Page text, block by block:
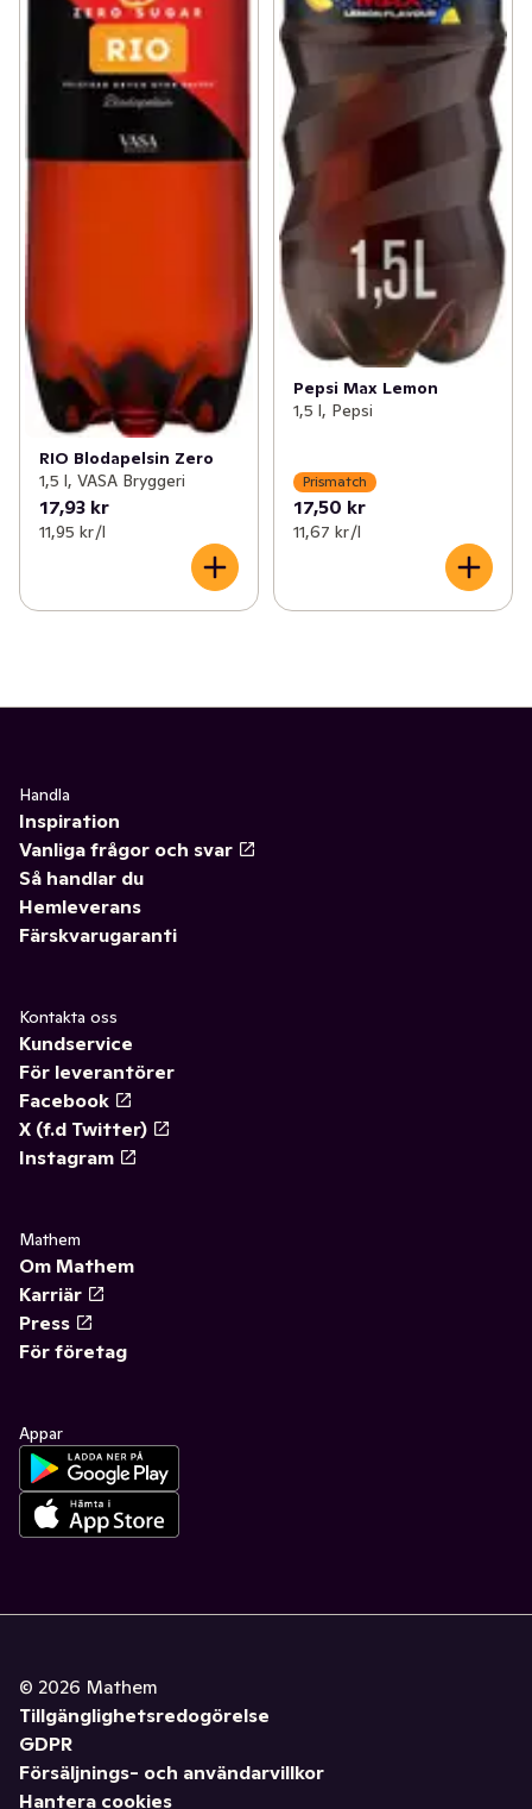
RIO Blodapelsin Zero
1,5 l, VASA Bryggeri
17,93 kr
11,95 kr /l
Pepsi Max Lemon
1,5 l, Pepsi
Prismatch
17,50 kr
11,67 kr /l
Handla
Inspiration
Vanliga frågor och svar
Så handlar du
Hemleverans
Färskvarugaranti
Kontakta oss
Kundservice
För leverantörer
Facebook
X (f.d Twitter)
Instagram
Mathem
Om Mathem
Karriär
Press
För företag
Appar
© 2026 Mathem
Tillgänglighetsredogörelse
GDPR
Försäljnings- och användarvillkor
Hantera cookies